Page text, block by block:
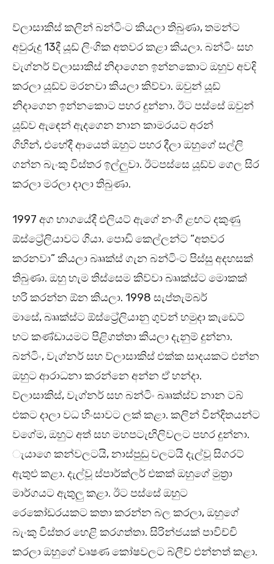
ව්ලාසාකිස් කලින් බන්ටිංට කියලා තිබුණා, තමන්ට
අවුරුදු 13දී යූඩ් ලිංගික අතවර කළා කියලා. බන්ටිං සහ
වැග්නර් ව්ලාසාකිස් නිදාගෙන ඉන්නකොට ඔහුව අවදි
කරලා යූඩ්ව මරනවා කියලා කිව්වා. ඔවුන් යූඩ්
නිදාගෙන ඉන්නකොට පහර දුන්නා. ඊට පස්සේ ඔවුන්
යූඩ්ව ඇඳෙන් ඇදගෙන නාන කාමරයට අරන්
ගිහින්, එහේදී ආයෙත් ඔහුට පහර දීලා ඔහුගේ සල්ලි
ගන්න බැංකු විස්තර ඉල්ලුවා. ඊටපස්සෙ යූඩ්ව ගෙල සිර
කරලා මරලා දාලා තිබුණා.
1997 අග භාගයේදී එලියට් ඇගේ නංගී ළඟට දකුණු
ඕස්ට්‍රේලියාවට ගියා. පොඩි කෙල්ලන්ට “අතවර
කරනවා” කියලා බෲක්ස් ගැන බන්ටිංට පිස්සු අදහසක්
තිබුණා. ඔහු හැම තිස්සෙම කිව්වා බෲක්ස්ට මොකක්
හරි කරන්න ඕන කියලා. 1998 සැප්තැම්බර්
මාසේ, බෲක්ස්ට ඕස්ට්‍රේලියානු ගුවන් හමුදා කැඩෙට්
භට කණ්ඩායමට පිළිගත්තා කියලා දැනුම් දුන්නා.
බන්ටිං, වැග්නර් සහ ව්ලාසාකිස් එක්ක සාදයකට එන්න
ඔහුට ආරාධනා කරන්නෙ අන්න ඒ හන්දා.
ව්ලාසාකිස්, වැග්නර් සහ බන්ටිං බෲක්ස්ව නාන ටබ්
එකට දාලා වධ හිංසාවට ලක් කළා. කලින් වින්දිතයන්ට
වගේම, ඔහුට අත් සහ මහපටැඟිලිවලට පහර දුන්නා.
ැයාගෙ කන්වලටයි, නාස්පුඩු වලටයි දැල්වූ සිගරට්
ඇතුළු කළා. දැල්වූ ස්පාර්ක්ලර් එකක් ඔහුගේ මුත්‍රා
මාර්ගයට ඇතුලු කළා. ඊට පස්සේ ඔහුට
රෙකෝඩරයකට කතා කරන්න බල කරලා, ඔහුගේ
බැංකු විස්තර හෙළි කරගත්තා. සිරින්ජයක් පාවිච්චි
කරලා ඔහුගේ වෘෂණ කෝෂවලට බ්ලීච් එන්නත් කළා.